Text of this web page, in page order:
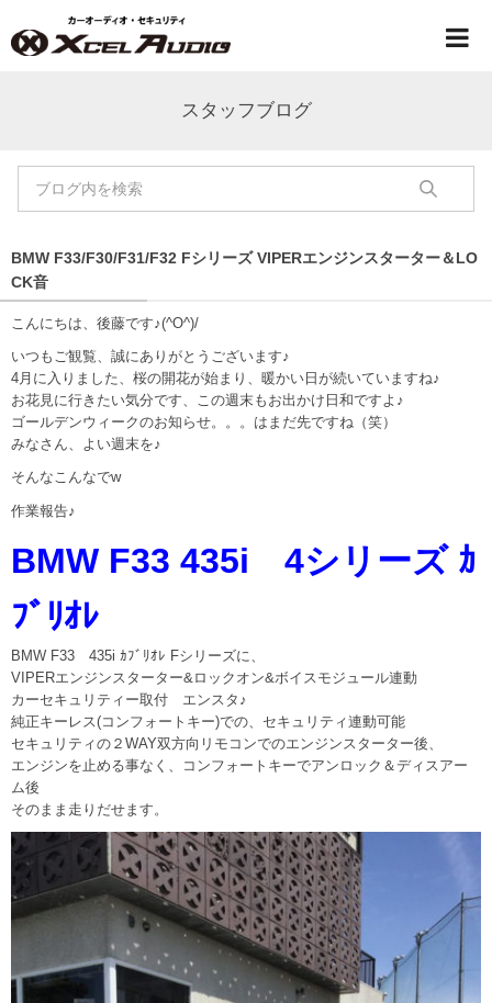
スタッフブログ
BMW F33/F30/F31/F32 Fシリーズ VIPERエンジンスターター＆LO
CK音
こんにちは、後藤です♪(^O^)/
いつもご観覧、誠にありがとうございます♪
4月に入りました、桜の開花が始まり、暖かい日が続いていますね♪
お花見に行きたい気分です、この週末もお出かけ日和ですよ♪
ゴールデンウィークのお知らせ。。。はまだ先ですね（笑）
みなさん、よい週末を♪
そんなこんなでw
作業報告♪
BMW F33 435i 4シリーズ ｶ
ﾌﾞﾘｵﾚ
BMW F33 435i ｶﾌﾞﾘｵﾚ Fシリーズに、
VIPERエンジンスターター&ロックオン&ボイスモジュール連動
カーセキュリティー取付 エンスタ♪
純正キーレス(コンフォートキー)での、セキュリティ連動可能
セキュリティの２WAY双方向リモコンでのエンジンスターター後、
エンジンを止める事なく、コンフォートキーでアンロック＆ディスアー
ム後
そのまま走りだせます。